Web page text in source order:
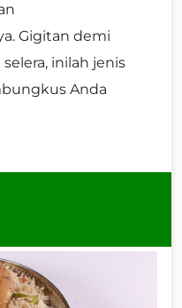
Gigitan demi
inilah jenis
Anda